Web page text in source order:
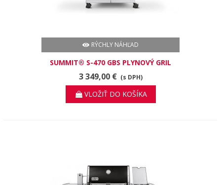
RÝCHLY NÁHĽAD
SUMMIT® S-470 GBS PLYNOVÝ GRIL
3 349,00 € (s DPH)
VLOŽIŤ DO KOŠÍKA